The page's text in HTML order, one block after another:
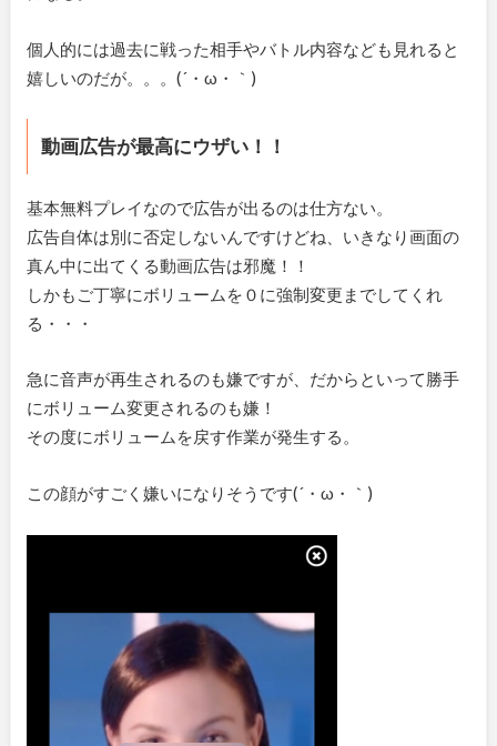
個人的には過去に戦った相手やバトル内容なども見れると
嬉しいのだが。。。(´・ω・｀)
動画広告が最高にウザい！！
基本無料プレイなので広告が出るのは仕方ない。
広告自体は別に否定しないんですけどね、いきなり画面の
真ん中に出てくる動画広告は邪魔！！
しかもご丁寧にボリュームを０に強制変更までしてくれ
る・・・
急に音声が再生されるのも嫌ですが、だからといって勝手
にボリューム変更されるのも嫌！
その度にボリュームを戻す作業が発生する。
この顔がすごく嫌いになりそうです(´・ω・｀)